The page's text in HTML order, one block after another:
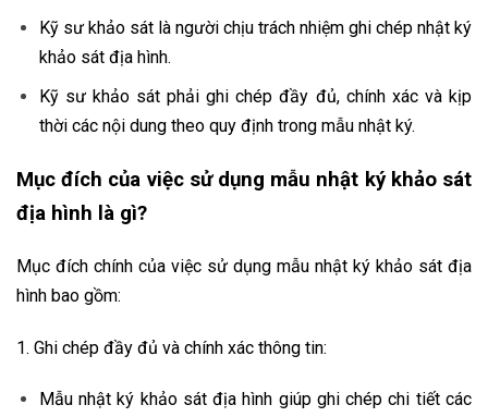
Kỹ sư khảo sát là người chịu trách nhiệm ghi chép nhật ký
khảo sát địa hình.
Kỹ sư khảo sát phải ghi chép đầy đủ, chính xác và kịp
thời các nội dung theo quy định trong mẫu nhật ký.
Mục đích của việc sử dụng mẫu nhật ký khảo sát
địa hình là gì?
Mục đích chính của việc sử dụng mẫu nhật ký khảo sát địa
hình bao gồm:
1. Ghi chép đầy đủ và chính xác thông tin:
Mẫu nhật ký khảo sát địa hình giúp ghi chép chi tiết các